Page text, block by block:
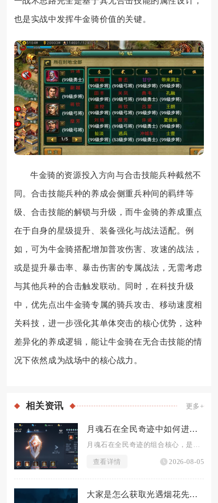
也是实战中发挥牛金骑价值的关键。
牛金骑的资源投入方向与合击技能兵种截然不
同。合击技能兵种的养成会侧重兵种间的羁绊等
级、合击技能的解锁与升级，而牛金骑的养成重点
在于自身的星级提升、装备强化与战法适配。例
如，可为牛金骑搭配增加普攻伤害、攻速的战法，
或是提升暴击率、暴击伤害的专属战法，无需考虑
与其他兵种的合击触发联动。同时，在科技升级
中，优先点出牛金骑专属的骑兵攻击、移动速度相
关科技，进一步强化其单体突击的核心优势，这种
差异化的养成逻辑，能让牛金骑在无合击技能的情
况下依然成为战场中的核心战力。
相关资讯 更多+
月魂石在全民奇迹中如何进行组合
查看详情 2026-08-05
大家是怎么获取光遇烟花先祖的